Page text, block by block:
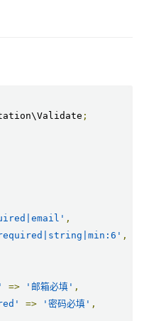
;
,
,
=> '邮箱必填' ,
=> '密码必填' ,